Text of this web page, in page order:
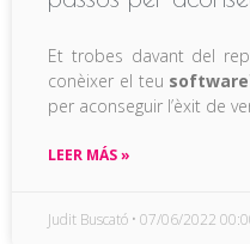
Et trobes davant del
conèixer el teu software
per aconseguir l’èxit de
LEER MÁS »
Judit Buscató 07/06/2022